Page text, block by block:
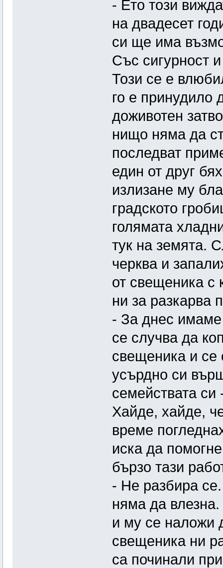
- Ето този
на двадесет
си ще има
Със сигурност
Този се е
го е принудило
доживотен
нищо няма да
последват
един от друг
излизане му
градското
голямата
тук на земята.
черква и
от свещеника с
ни за разкарва
- За днес имаме
се случва да
свещеника и се
усърдно си
семействата
Хайде, хайде,
време
иска да
бързо тази
- Не разбира
няма да
и му се наложи
свещеника ни
са починали